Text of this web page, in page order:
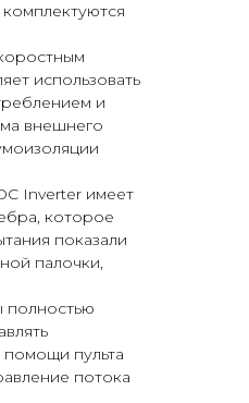
использовать
и
внешнего
Inverter имеет
которое
показали
палочки,
полностью
пульта
потока